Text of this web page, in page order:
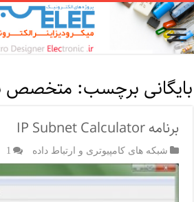
بایگانی برچسب: متخصص
برنامه IP Subnet Calculator
شبکه های کامپیوتری و ارتباط داده 1